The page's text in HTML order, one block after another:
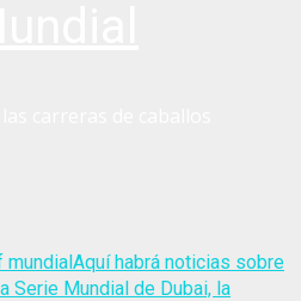
mundialAquí habrá noticias sobre
Serie Mundial de Dubai, la